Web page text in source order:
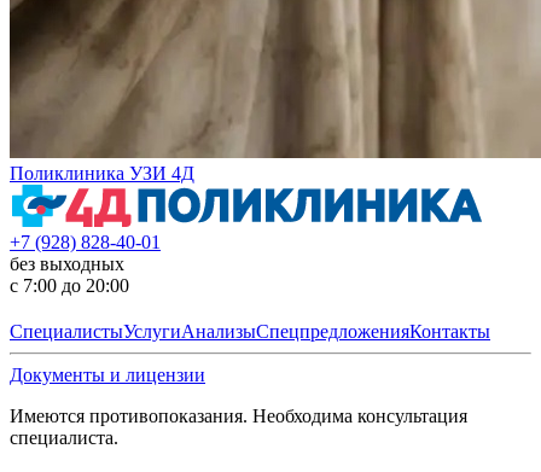
Поликлиника УЗИ 4Д
+7 (928) 828-40-01
без выходных
с 7:00 до 20:00
СпециалистыУслугиАнализыСпецпредложенияКонтакты
Документы и лицензии
Имеются противопоказания. Необходима консультация
специалиста.